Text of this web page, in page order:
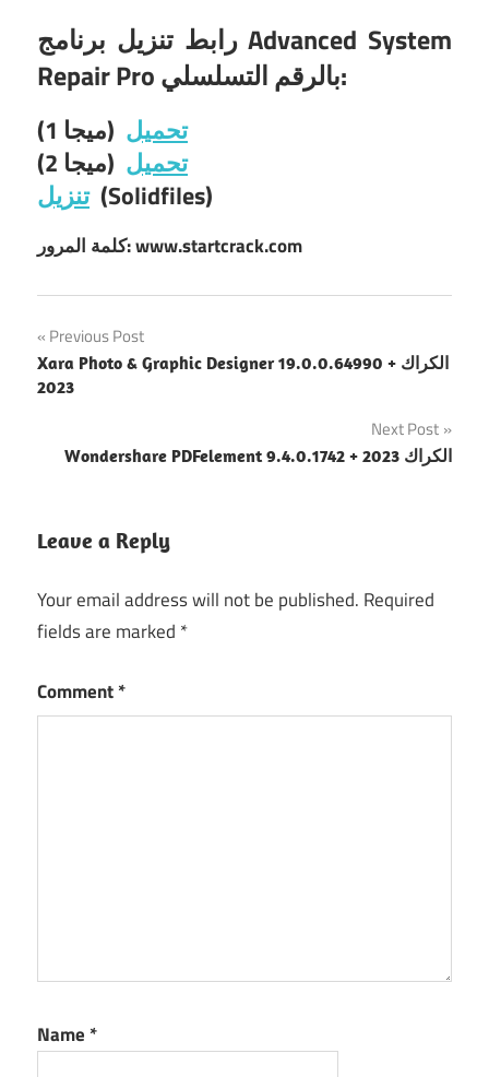
رابط تنزيل برنامج Advanced System
Repair Pro بالرقم التسلسلي:
تحميل (ميجا 1)
تحميل (ميجا 2)
تنزيل(Solidfiles)
كلمة المرور: www.startcrack.com
Post
navigation
Previous Post
Xara Photo & Graphic Designer 19.0.0.64990 + الكراك
2023
Next Post
Wondershare PDFelement 9.4.0.1742 + الكراك 2023
Leave a Reply
Your email address will not be published. Required
fields are marked *
Comment*
Name *